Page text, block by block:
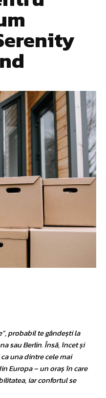
probabil te gândești la
sau Berlin. Însă, încet și
una dintre cele mai
Europa – un oraș în care
iar confortul se